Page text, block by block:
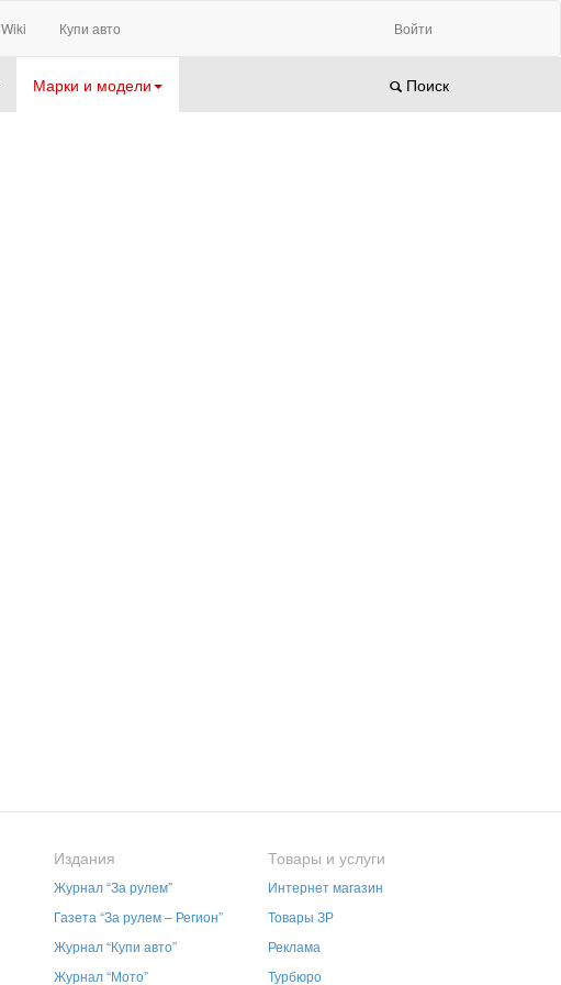
Wiki Купи авто Войти
Марки и модели Поиск
Издания
Журнал “За рулем”
Газета “За рулем – Регион”
Журнал “Купи авто”
Журнал “Мото”
Товары и услуги
Интернет магазин
Товары ЗР
Реклама
Турбюро